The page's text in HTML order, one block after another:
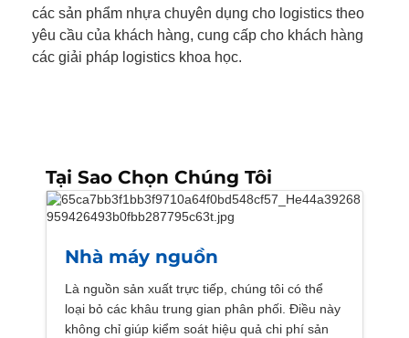
các sản phẩm nhựa chuyên dụng cho logistics theo
yêu cầu của khách hàng, cung cấp cho khách hàng
các giải pháp logistics khoa học.
Tại Sao Chọn Chúng Tôi
Nhà máy nguồn
Là nguồn sản xuất trực tiếp, chúng tôi có thể
loại bỏ các khâu trung gian phân phối. Điều này
không chỉ giúp kiểm soát hiệu quả chi phí sản